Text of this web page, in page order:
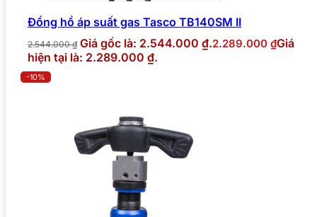
Đồng hồ áp suất gas Tasco TB140SM II
2.544.000₫ Giá gốc là: 2.544.000 ₫.2.289.000 ₫Giá
hiện tại là: 2.289.000 ₫.
-10%